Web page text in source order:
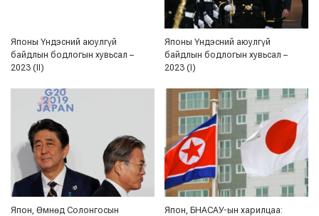
Японы Үндэсний аюулгүй
байдлын бодлогын хувьсал –
2023 (II)
Японы Үндэсний аюулгүй
байдлын бодлогын хувьсал –
2023 (I)
Япон, Өмнөд Солонгосын
Япон, БНАСАУ-ын харилцаа: